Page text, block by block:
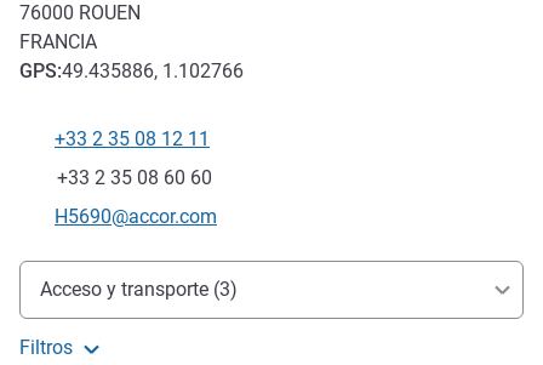
76000 ROUEN
FRANCIA
GPS:49.435886, 1.102766
Teléfono
+33 2 35 08 12 11
Fax
+33 2 35 08 60 60
Correo electrónico de contacto
H5690@accor.com
Acceso y transporte
Acceso y transporte (3)
Filtros